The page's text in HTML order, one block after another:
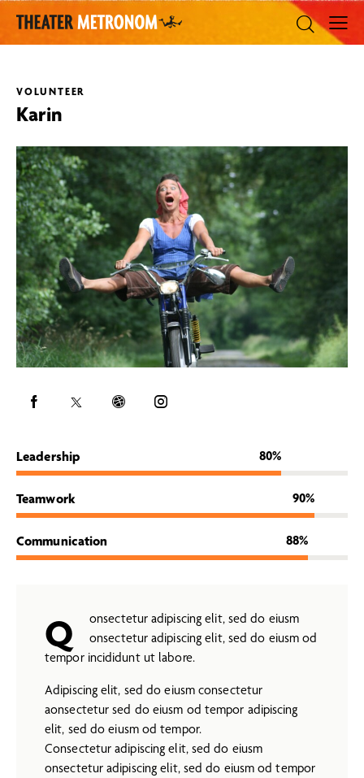
VOLUNTEER
Karin
Leadership 80%
Teamwork 90%
Communication 88%
Q
onsectetur adipiscing elit, sed do eiusm
onsectetur adipiscing elit, sed do eiusm od
tempor incididunt ut labore.
Adipiscing elit, sed do eiusm consectetur
aonsectetur sed do eiusm od tempor adipiscing
elit, sed do eiusm od tempor.
Consectetur adipiscing elit, sed do eiusm
onsectetur adipiscing elit, sed do eiusm od tempor